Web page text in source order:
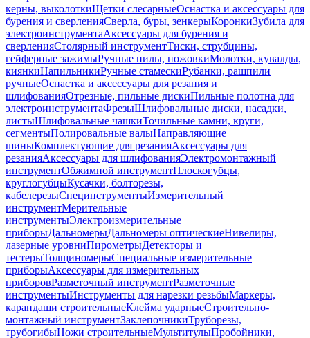
керны, выколоткиЩетки слесарныеОснастка и аксессуары для
бурения и сверленияСверла, буры, зенкерыКоронкиЗубила для
электроинструментаАксессуары для бурения и
сверленияСтолярный инструментТиски, струбцины,
гейферные зажимыРучные пилы, ножовкиМолотки, кувалды,
киянкиНапильникиРучные стамескиРубанки, рашпили
ручныеОснастка и аксессуары для резания и
шлифованияОтрезные, пильные дискиПильные полотна для
электроинструментаФрезыШлифовальные диски, насадки,
листыШлифовальные чашкиТочильные камни, круги,
сегментыПолировальные валыНаправляющие
шиныКомплектующие для резанияАксессуары для
резанияАксессуары для шлифованияЭлектромонтажный
инструментОбжимной инструментПлоскогубцы,
круглогубцыКусачки, болторезы,
кабелерезыСпецинструментыИзмерительный
инструментМерительные
инструментыЭлектроизмерительные
приборыДальномерыДальномеры оптическиеНивелиры,
лазерные уровниПирометрыДетекторы и
тестерыТолщиномерыСпециальные измерительные
приборыАксессуары для измерительных
приборовРазметочный инструментРазметочные
инструментыИнструменты для нарезки резьбыМаркеры,
карандаши строительныеКлейма ударныеСтроительно-
монтажный инструментЗаклепочникиТруборезы,
трубогибыНожи строительныеМультитулыПробойники,